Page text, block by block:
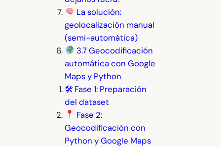
La solución:
geolocalización manual
(semi-automática)
3.7 Geocodificación
automática con Google
Maps y Python
🛠 Fase 1: Preparación
del dataset
Fase 2:
Geocodificación con
Python y Google Maps